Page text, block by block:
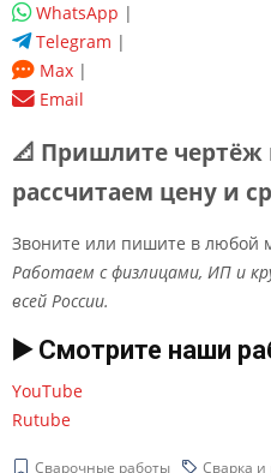
WhatsApp |
Telegram |
Max |
Email
📐 Пришлите
рассчитаем цену и
Звоните или пишите в любой
Работаем с физлицами, ИП и
всей России.
▶️ Смотрите наши
YouTube
Rutube
Сварочные работы Сварка и